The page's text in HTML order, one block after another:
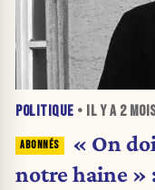
POLITIQUE • IL Y A 2
« On
notre haine »